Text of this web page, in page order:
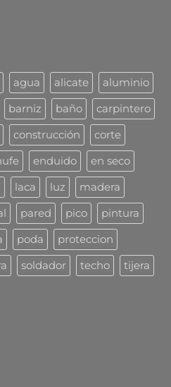
agua alicate
aluminio
barniz baño
carpintero
construcción
corte
enduido
en seco
laca luz
madera
pared pico
pintura
poda
proteccion
soldador techo
tijera